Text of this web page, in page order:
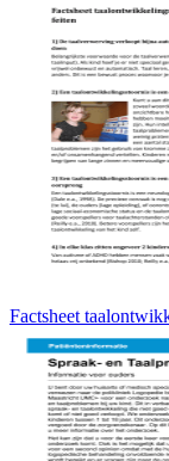
Factsheet